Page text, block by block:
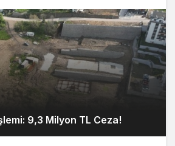
9,3 Milyon TL Ceza!